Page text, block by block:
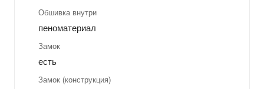
Обшивка внутри
пеноматериал
Замок
есть
Замок (конструкция)